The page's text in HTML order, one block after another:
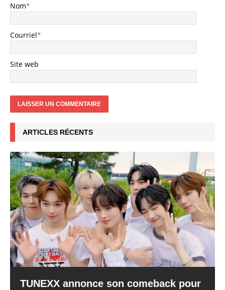
Nom*
Courriel*
Site web
ARTICLES RÉCENTS
TUNEXX annonce son comeback pour